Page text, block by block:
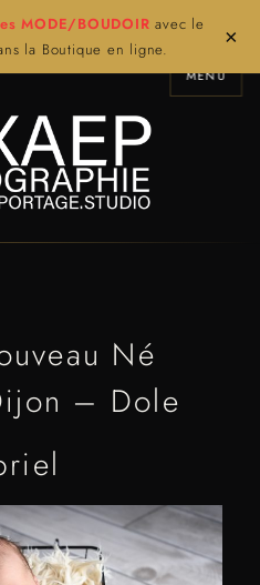
MODE/BOUDOIR avec le
la Boutique en ligne.
×
MENU
Né
– Dole